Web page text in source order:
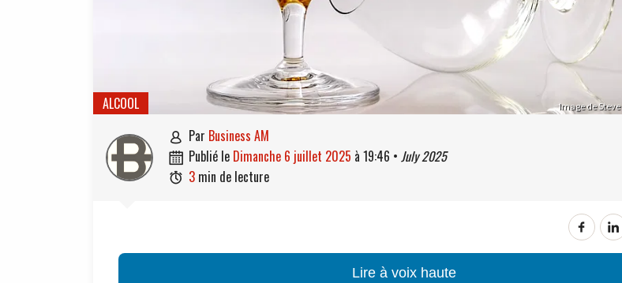
Image de
ALCOOL
 par Business AM
 publié le dimanche 6 juillet 2025 à 19:46 • July 2025
 3 min de lecture
Lire à voix haute